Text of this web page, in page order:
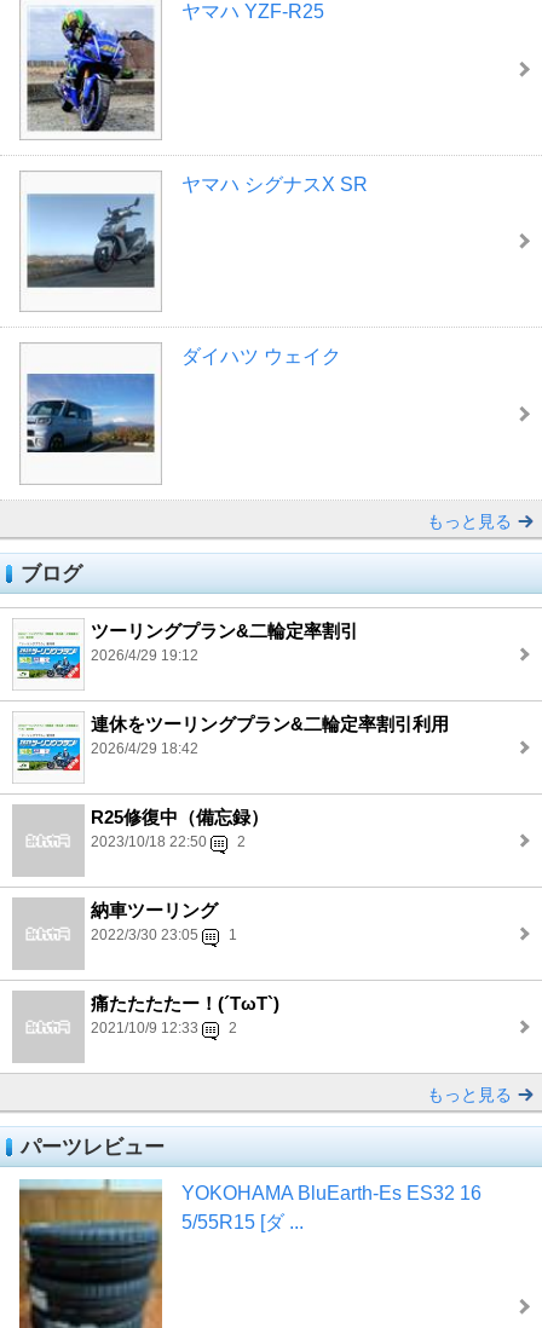
ヤマハ YZF-R25
ヤマハ シグナスX SR
ダイハツ ウェイク
もっと見る
ブログ
ツーリングプラン&二輪定率割引
2026/4/29 19:12
連休をツーリングプラン&二輪定率割引利用
2026/4/29 18:42
R25修復中（備忘録）
2023/10/18 22:50 2
納車ツーリング
2022/3/30 23:05 1
痛たたたたー！(´TωT`)
2021/10/9 12:33 2
もっと見る
パーツレビュー
YOKOHAMA BluEarth-Es ES32 16
5/55R15 [ダ ...